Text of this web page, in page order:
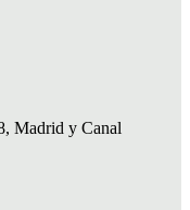
Madrid y Canal